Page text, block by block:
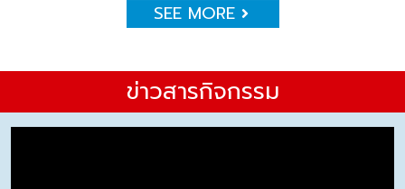
SEE MORE
ข่าวสารกิจกรรม